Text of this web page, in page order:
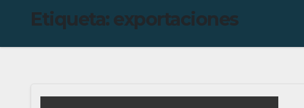
Etiqueta:exportaciones